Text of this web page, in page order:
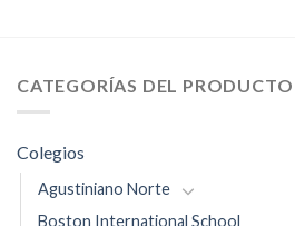
CATEGORÍAS DEL PRODUCTO
Colegios
Agustiniano Norte
Boston International School